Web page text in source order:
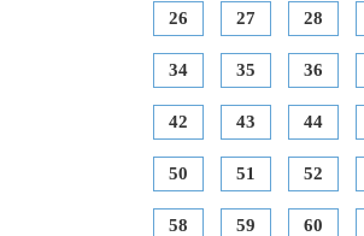
26 27 28
34 35 36
42 43 44
50 51 52
58 59 60